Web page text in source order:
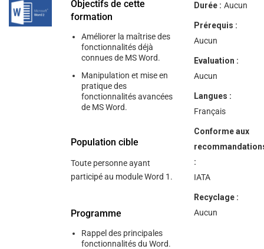
help
you
navigate
Objectifs de cette
formation
Améliorer la maîtrise des
fonctionnalités déjà
connues de MS Word.
Manipulation et mise en
pratique des
fonctionnalités avancées
de MS Word.
Population cible
Toute personne ayant
participé au module Word 1.
Programme
Rappel des principales
fonctionnalités du Word.
Durée : Aucun
Prérequis :
Aucun
Evaluation :
Aucun
Langues :
Français
Conforme aux
:
IATA
Recyclage :
Aucun